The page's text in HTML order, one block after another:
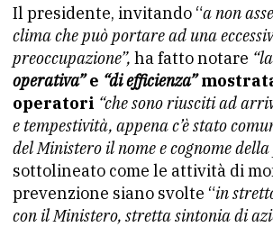
Il presidente, invitando “a non
clima che può portare ad una
preoccupazione”, ha fatto notare “la
operativa”e “di efficienza”
operatori “che sono riusciti ad
e tempestività, appena c’è stato
del Ministero il nome e cognome della
sottolineato come le attività di
prevenzione siano svolte “in
con il Ministero, stretta sintonia di